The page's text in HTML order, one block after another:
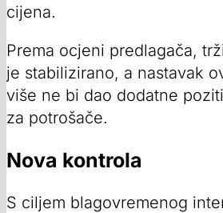
cijena.
Prema ocjeni predlagača,
je stabilizirano, a nastavak
više ne bi dao dodatne
za potrošače.
Nova kontrola
S ciljem blagovremenog